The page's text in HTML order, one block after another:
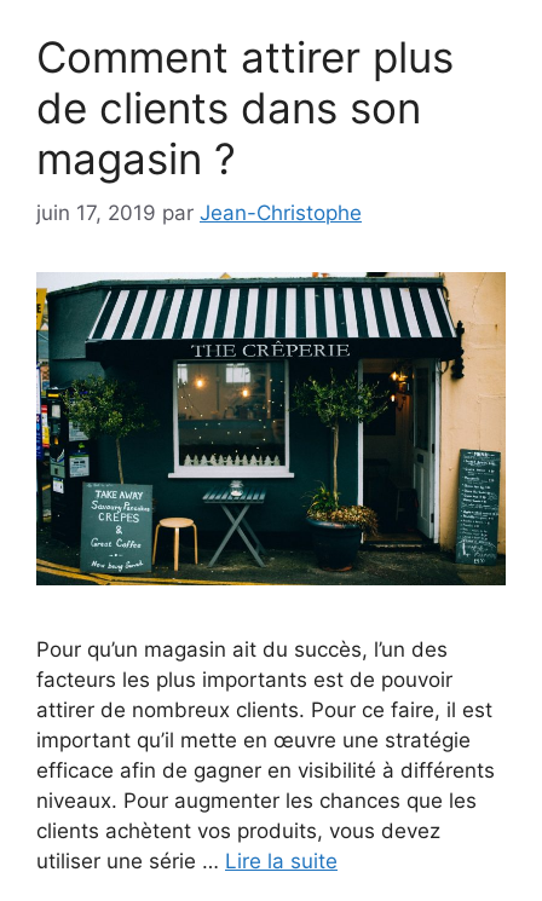
Comment attirer plus
de clients dans son
magasin ?
juin 17, 2019 par Jean-Christophe
Pour qu’un magasin ait du succès, l’un des
facteurs les plus importants est de pouvoir
attirer de nombreux clients. Pour ce faire, il est
important qu’il mette en œuvre une stratégie
efficace afin de gagner en visibilité à différents
niveaux. Pour augmenter les chances que les
clients achètent vos produits, vous devez
utiliser une série … Lire la suite